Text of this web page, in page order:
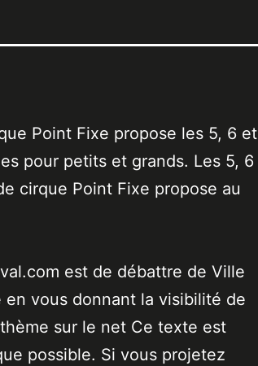
Point Fixe propose les 5, 6 et
pour petits et grands. Les 5, 6
cirque Point Fixe propose au
est de débattre de Ville
vous donnant la visibilité de
sur le net Ce texte est
possible. Si vous projetez